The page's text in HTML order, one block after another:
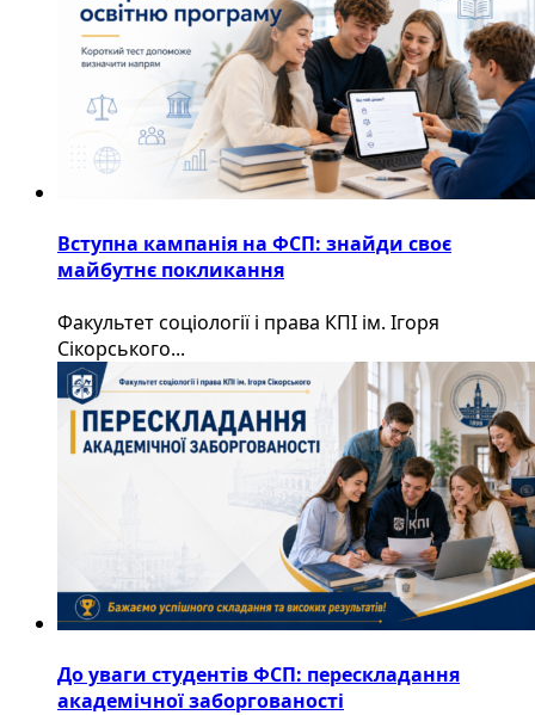
Вступна кампанія на ФСП: знайди своє
майбутнє покликання
Факультет соціології і права КПІ ім. Ігоря
Сікорського...
До уваги студентів ФСП: перескладання
академічної заборгованості